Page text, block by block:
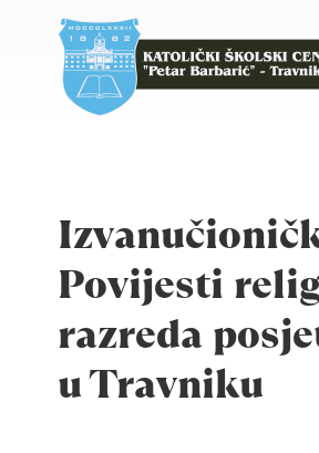
Povijesti
razreda
u Travniku